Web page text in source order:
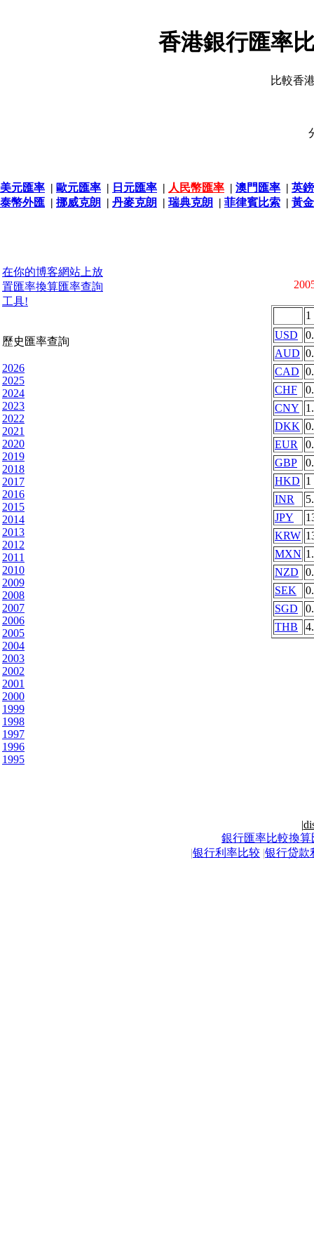
香港銀行匯率
比較香
美元匯率 | 歐元匯率 | 日元匯率 | 人民幣匯率 | 澳門匯率 | 英
泰幣外匯 | 挪威克朗 | 丹麥克朗 | 瑞典克朗 | 菲律賓比索 | 黃
在你的博客網站上放
置匯率換算匯率查詢
工具!
歷史匯率查詢
2026
2025
2024
2023
2022
2021
2020
2019
2018
2017
2016
2015
2014
2013
2012
2011
2010
2009
2008
2007
2006
2005
2004
2003
2002
2001
2000
1999
1998
1997
1996
1995
1
USD
AUD
CAD
CHF
CNY
DKK
EUR
GBP
HKD 1
INR
JPY
KRW
MXN
NZD
SEK
SGD
THB
|
銀行匯率比較換算
|银行利率比较 |银行贷款